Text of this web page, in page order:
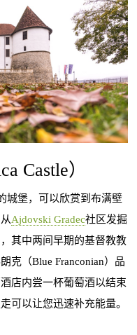
Castle）
堡，可以欣赏到布满壁
Ajdovski Gradec社区发掘
其中两间早期的基督教教
克（Blue Franconian）品
店内尝一杯葡萄酒以结束
可以让您迅速补充能量。